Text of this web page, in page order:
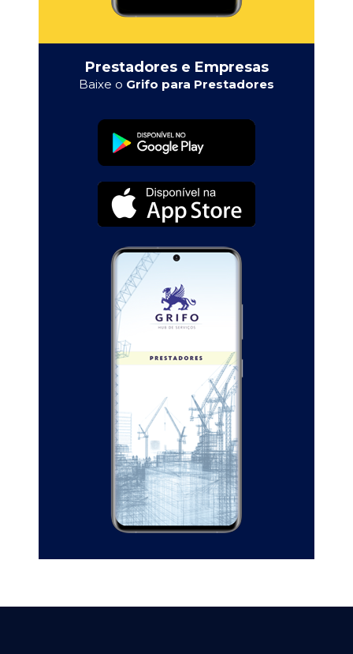
Prestadores e Empresas
Baixe o Grifo para Prestadores